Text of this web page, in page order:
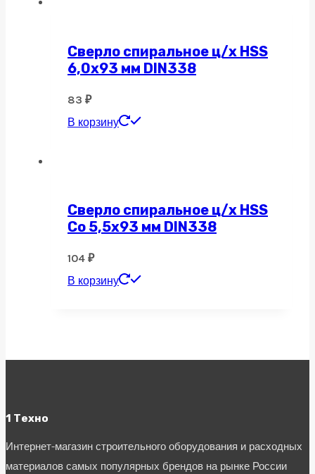
Сверло спиральное ц/х HSS
6,0х93 мм DIN338
83 ₽
В корзину
Сверло спиральное ц/х HSS
Co 5,5х93 мм DIN338
104 ₽
В корзину
1 Техно
Интернет-магазин строительного оборудования и расходных
материалов самых популярных брендов на рынке России